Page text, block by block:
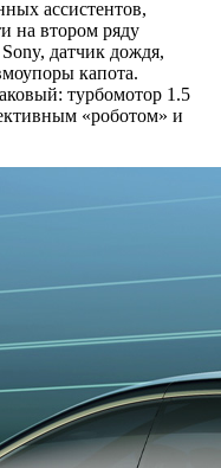
ассистентов,
на втором ряду
датчик дождя,
капота.
турбомотор 1.5
«роботом» и